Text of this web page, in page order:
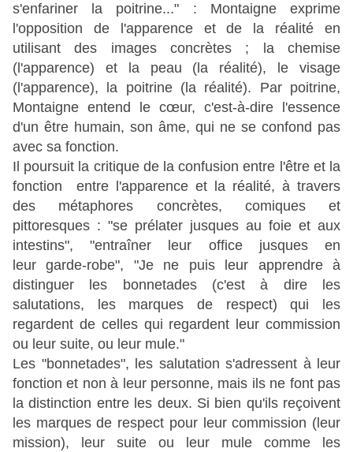
s'enfariner la poitrine..." : Montaigne exprime
l'opposition de l'apparence et de la réalité en
utilisant des images concrètes ; la chemise
(l'apparence) et la peau (la réalité), le visage
(l'apparence), la poitrine (la réalité). Par poitrine,
Montaigne entend le cœur, c'est-à-dire l'essence
d'un être humain, son âme, qui ne se confond pas
avec sa fonction.
Il poursuit la critique de la confusion entre l'être et la
fonction entre l'apparence et la réalité, à travers
des métaphores concrètes, comiques et
pittoresques : "se prélater jusques au foie et aux
intestins", "entraîner leur office jusques en
leur garde-robe", "Je ne puis leur apprendre à
distinguer les bonnetades (c'est à dire les
salutations, les marques de respect) qui les
regardent de celles qui regardent leur commission
ou leur suite, ou leur mule."
Les "bonnetades", les salutation s'adressent à leur
fonction et non à leur personne, mais ils ne font pas
la distinction entre les deux. Si bien qu'ils reçoivent
les marques de respect pour leur commission (leur
mission), leur suite ou leur mule comme les